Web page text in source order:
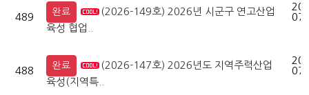
489 완료
(2026-149호) 2026년 시군구 연고산업
육성 협업..
488 완료
(2026-147호) 2026년도 지역주력산업
육성(지역특..